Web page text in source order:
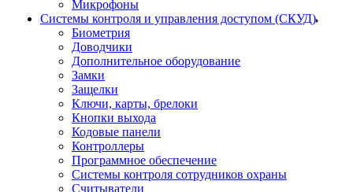
Микрофоны
Системы контроля и управления доступом (СКУД)
Биометрия
Доводчики
Дополнительное оборудование
Замки
Защелки
Ключи, карты, брелоки
Кнопки выхода
Кодовые панели
Контроллеры
Программное обеспечение
Системы контроля сотрудников охраны
Считыватели